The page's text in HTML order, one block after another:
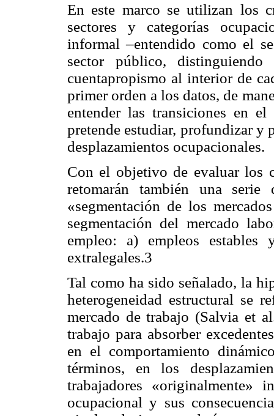
En este marco se utilizan los
sectores y categorías
informal –entendido como el
sector público,
cuentapropismo al interior de
primer orden a los datos, de
entender las transiciones en
pretende estudiar, profundizar y
desplazamientos ocupacionales.
Con el objetivo de evaluar los
retomarán también una serie
«segmentación de los
segmentación del mercado
empleo: a) empleos
extralegales.3
Tal como ha sido señalado, la
heterogeneidad estructural se
mercado de trabajo (Salvia et
trabajo para absorber
en el comportamiento
términos, en los
trabajadores «originalmente»
ocupacional y sus